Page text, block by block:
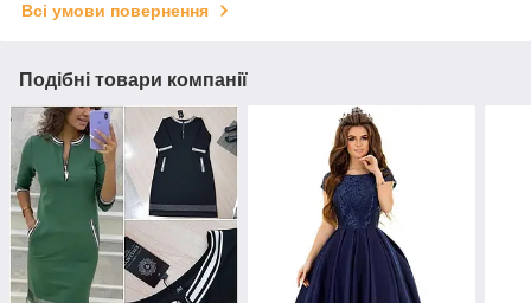
Всі умови повернення
Подібні товари компанії